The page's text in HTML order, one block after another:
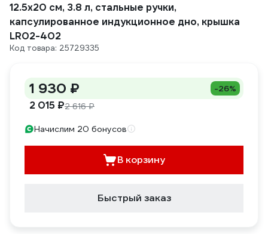
12.5x20 см, 3.8 л, стальные ручки,
капсулированное индукционное дно, крышка
LR02-402
Код товара: 25729335
1 930 ₽ -26%
2 015 ₽2 616 ₽
Начислим 20 бонусов
В корзину
Быстрый заказ